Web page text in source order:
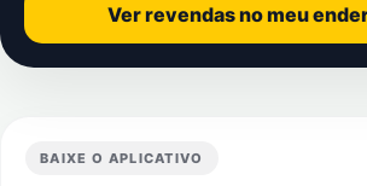
Ver revendas no meu
BAIXE O APLICATIVO